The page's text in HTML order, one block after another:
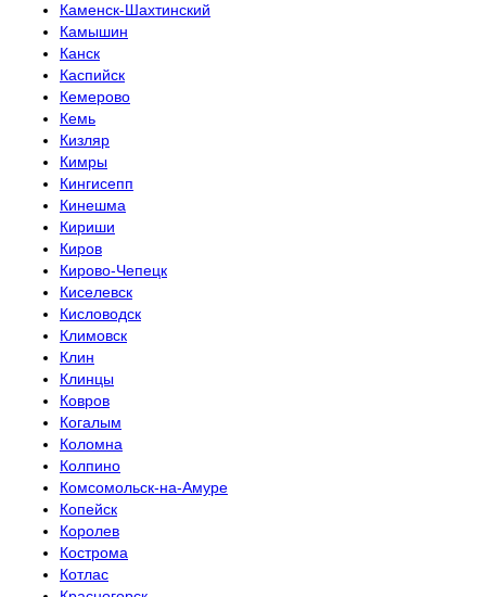
Каменск-Шахтинский
Камышин
Канск
Каспийск
Кемерово
Кемь
Кизляр
Кимры
Кингисепп
Кинешма
Кириши
Киров
Кирово-Чепецк
Киселевск
Кисловодск
Климовск
Клин
Клинцы
Ковров
Когалым
Коломна
Колпино
Комсомольск-на-Амуре
Копейск
Королев
Кострома
Котлас